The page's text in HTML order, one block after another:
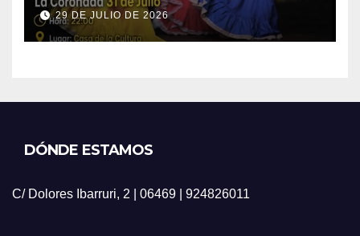
29 DE JULIO DE 2026
DÓNDE ESTAMOS
C/ Dolores Ibarruri, 2 | 06469 | 924826011